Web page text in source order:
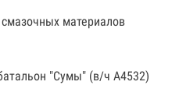
материалов
"Сумы" (в/ч А4532)